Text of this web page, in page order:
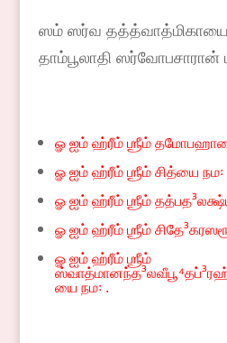
ஸம் ஸர்வ
தாம்பூலாதி ஸர்வோபசாரான்
ௐ ஐம் ஹ்ரீம் ஶ்ரீம்
ௐ ஐம் ஹ்ரீம் ஶ்ரீம் சித்யை நம꞉
ௐ ஐம் ஹ்ரீம் ஶ்ரீம்
ௐ ஐம் ஹ்ரீம் ஶ்ரீம்
ௐ ஐம் ஹ்ரீம் ஶ்ரீம்
யை நம꞉ .